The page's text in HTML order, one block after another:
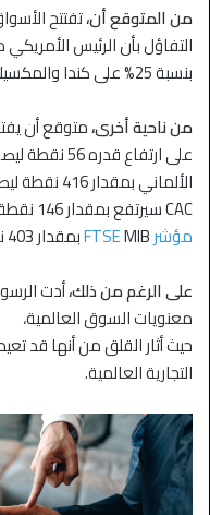
من المتوقع أن،تفتتح
التفاؤل بأن الرئيس
بنسبة 25% على كندا والمكسيك.
من ناحية أخرى،
الألماني بمقدار 416 نقطة ليصل إلى 22733.
CAC سيرتفع بمقدار 146 نقطة ليصل إلى 8176، وفي إيطاليا، سيرتفع
مؤشر FTSEMIB بمقدار 403 نقطة ليصل إلى 38282، حسب بيانات IG.
على الرغم من ذلك،أدت
معنويات السوق العالمية،
حيث أثار القلق من أنها قد
التجارية العالمية.